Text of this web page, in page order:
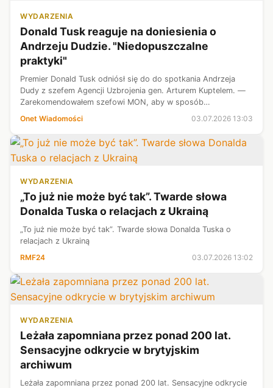
WYDARZENIA
Donald Tusk reaguje na doniesienia o
Andrzeju Dudzie. "Niedopuszczalne
praktyki"
Premier Donald Tusk odniósł się do do spotkania Andrzeja
Dudy z szefem Agencji Uzbrojenia gen. Arturem Kuptelem. —
Zarekomendowałem szefowi MON, aby w sposób
jednoznaczny przeciął wszelkie ryzyka związane z praktykami
Onet Wiadomości 03.07.2026 13:03
WYDARZENIA
„To już nie może być tak”. Twarde słowa
Donalda Tuska o relacjach z Ukrainą
„To już nie może być tak”. Twarde słowa Donalda Tuska o
relacjach z Ukrainą
RMF24
03.07.2026 13:02
WYDARZENIA
Leżała zapomniana przez ponad 200 lat.
Sensacyjne odkrycie w brytyjskim
archiwum
Leżała zapomniana przez ponad 200 lat. Sensacyjne odkrycie